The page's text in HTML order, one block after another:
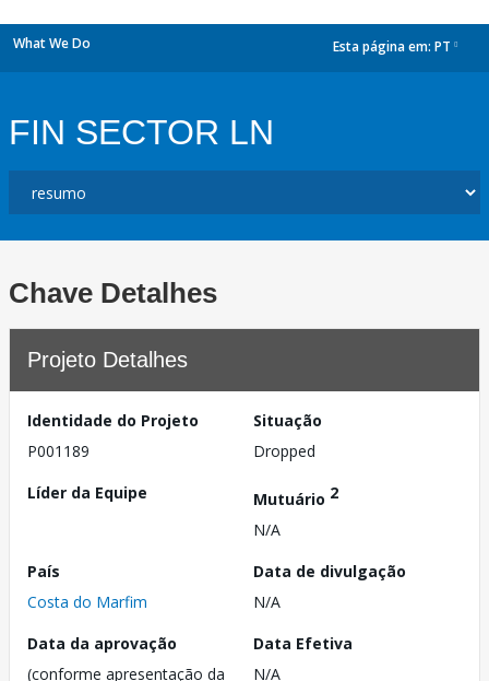
What We Do Esta página em: PT
FIN SECTOR LN
Chave Detalhes
Projeto Detalhes
Identidade do Projeto
P001189
Situação
Dropped
Líder da Equipe
Mutuário 2
N/A
País
Costa do Marfim
Data de divulgação
N/A
Data da aprovação
(conforme apresentação da
Data Efetiva
N/A